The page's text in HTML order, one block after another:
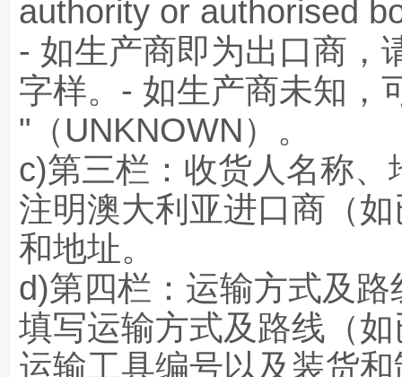
authority or authorised
- 如生产商即为出口商，
字样。- 如生产商未知，
"（UNKNOWN）。
c)第三栏：收货人名称、
注明澳大利亚进口商（
和地址。
d)第四栏：运输方式及路
填写运输方式及路线（
运输工具编号以及装货